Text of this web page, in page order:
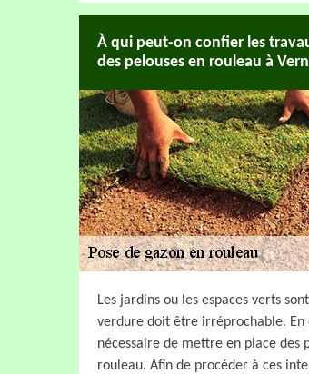
À qui peut-on confier les
des pelouses en rouleau à
Les jardins ou les espaces verts
verdure doit être irréprochable. En
nécessaire de mettre en place des
rouleau. Afin de procéder à ces